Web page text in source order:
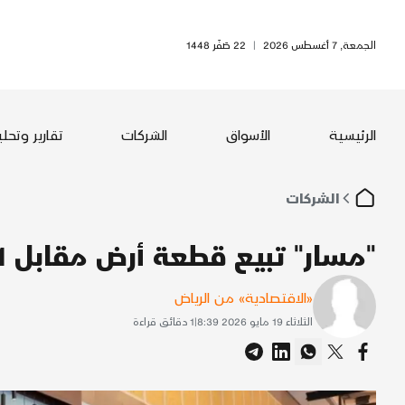
الجمعة, 7 أغسطس 2026 | 22 صَفَر 1448
الرئيسية الأسواق الشركات تقارير
الشركات
"مسار" تبيع قطعة أرض مقابل 211 مليون ريال لتطوير فنادق
«الاقتصادية» من الرياض
الثلاثاء 19 مايو 2026 8:39 |
1 دقائق قراءة